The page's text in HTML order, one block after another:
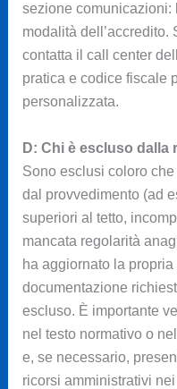
sezione comunicazioni:
modalità dell’accredito.
contatta il call center
pratica e codice fiscale
personalizzata.
D: Chi è escluso dalla
Sono esclusi coloro
dal provvedimento (ad
superiori al tetto,
mancata regolarità
ha aggiornato la
documentazione
escluso. È importante
nel testo normativo o
e, se necessario,
ricorsi amministrativi